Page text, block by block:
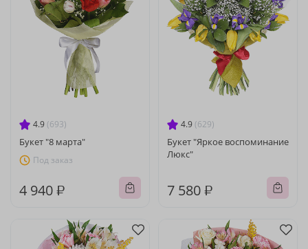
4.9 (693)
Букет "8 марта"
Под заказ
4 940 ₽
4.9 (629)
Букет "Яркое воспоминание
Люкс"
7 580 ₽